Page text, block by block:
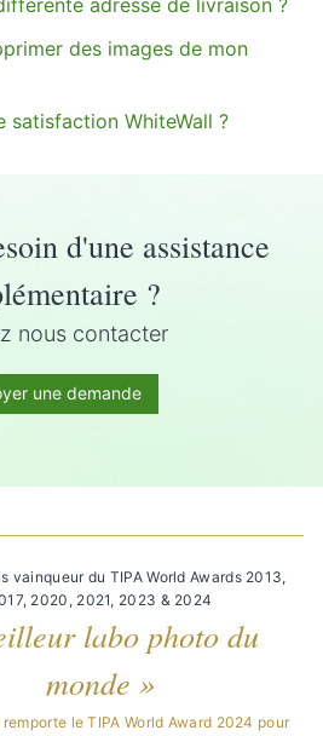
des images de mon
satisfaction WhiteWall ?
d'une assistance
?
nous contacter
une demande
vainqueur du TIPA World Awards 2013,
2020, 2021, 2023 & 2024
labo photo du
monde »
remporte le TIPA World Award 2024 pour